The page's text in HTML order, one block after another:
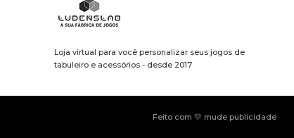
Loja virtual para você personalizar seus jogos de
tabuleiro e acessórios - desde 2017
Feito com 💛 mude publicidade